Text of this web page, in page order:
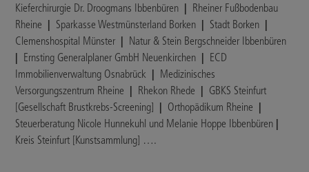
Kieferchirurgie Dr. Droogmans Ibbenbüren | Rheiner Fußbodenbau
Rheine | Sparkasse Westmünsterland Borken | Stadt Borken |
Clemenshospital Münster | Natur & Stein Bergschneider Ibbenbüren
| Ernsting Generalplaner GmbH Neuenkirchen | ECD
Immobilienverwaltung Osnabrück | Medizinisches
Versorgungszentrum Rheine | Rhekon Rhede | GBKS Steinfurt
[Gesellschaft Brustkrebs-Screening] | Orthopädikum Rheine |
Steuerberatung Nicole Hunnekuhl und Melanie Hoppe Ibbenbüren |
Kreis Steinfurt [Kunstsammlung] ….